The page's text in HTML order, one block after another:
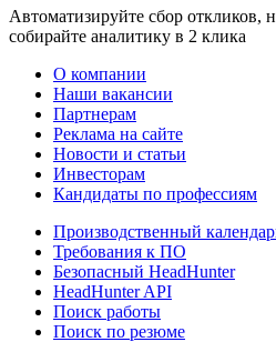
Автоматизируйте сбор откликов,
собирайте аналитику в 2 клика
О компании
Наши вакансии
Партнерам
Реклама на сайте
Новости и статьи
Инвесторам
Кандидаты по профессиям
Производственный
Требования к ПО
Безопасный HeadHunter
HeadHunter API
Поиск работы
Поиск по резюме